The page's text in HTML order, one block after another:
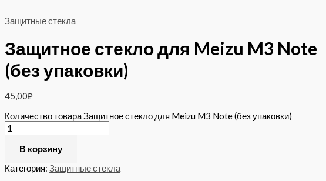
Защитные стекла
Защитное стекло для Meizu M3 Note
(без упаковки)
45,00₽
Количество товара Защитное стекло для Meizu M3 Note (без упаковки)
В корзину
Категория: Защитные стекла